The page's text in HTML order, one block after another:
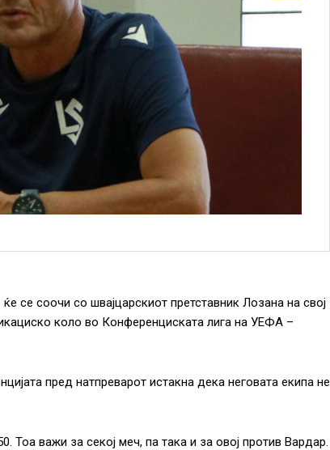
се соочи со швајцарскиот претставник Лозана на свој
коло во Конференциската лига на УЕФА –
пред натпреварот истакна дека неговата екипа не
Тоа важи за секој меч, па така и за овој против Вардар.